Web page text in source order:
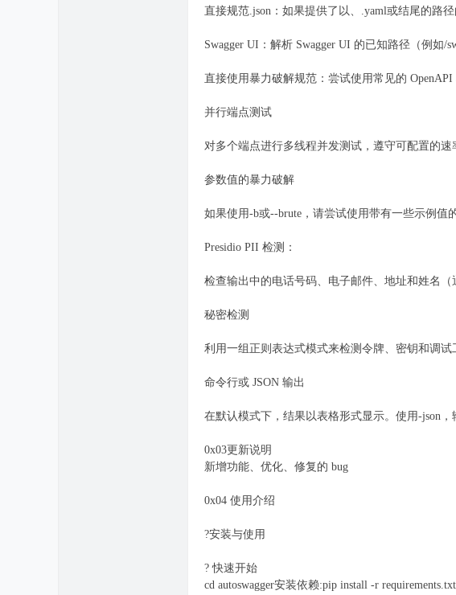
直接规范.json：如果提供了以、.yaml或结尾的路
Swagger UI：解析 Swagger UI 的已知路径（例如/
直接使用暴力破解规范：尝试使用常见的 OpenAPI
并行端点测试
对多个端点进行多线程并发测试，遵守可配置的速
参数值的暴力破解
如果使用-b或--brute，请尝试使用带有一些示例值
Presidio PII 检测：
检查输出中的电话号码、电子邮件、地址和姓名（
秘密检测
利用一组正则表达式模式来检测令牌、密钥和调试
命令行或 JSON 输出
在默认模式下，结果以表格形式显示。使用-json
0x03更新说明
新增功能、优化、修复的 bug
0x04 使用介绍
?安装与使用
? 快速开始
cd autoswagger安装依赖:pip install -r